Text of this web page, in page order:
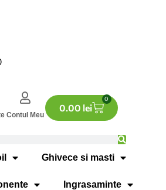
Contul Meu
0.00 lei
0
Ghivece si masti
Ingrasaminte